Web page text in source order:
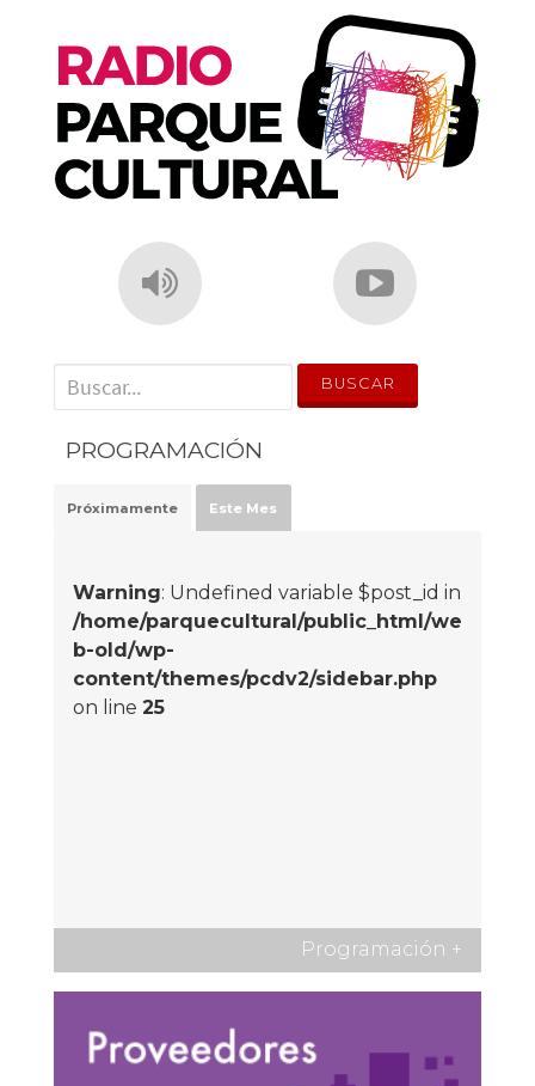
p
' . __('Search for:') . '
PROGRAMACIÓN
Próximamente Este Mes
Warning: Undefined variable $post_id in
/home/parquecultural/public_html/we
b-old/wp-
content/themes/pcdv2/sidebar.php
on line 25
Programación +